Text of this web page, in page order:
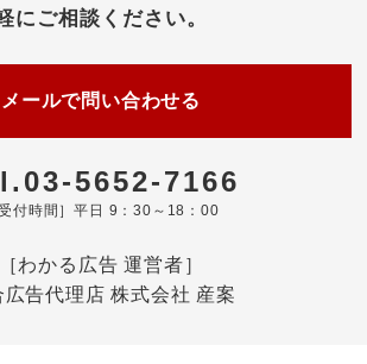
にご相談ください。
メールで問い合わせる
5652-7166
受付時間］平日 9：30～18：00
［わかる広告 運営者］
広告代理店 株式会社 産案